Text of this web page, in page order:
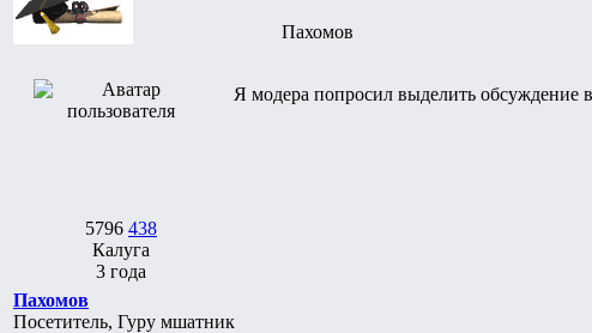
5796 438
Калуга
3 года
Пахомов
Я модера попросил выделить обсуждение
Пахомов
Посетитель, Гуру мшатник